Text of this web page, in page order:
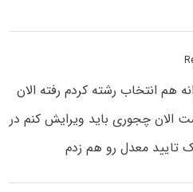
هم انتخاب رشته کردم رفته الان
الان چجوری باید ویرایش کنم در
تایید معدل رو هم زدم